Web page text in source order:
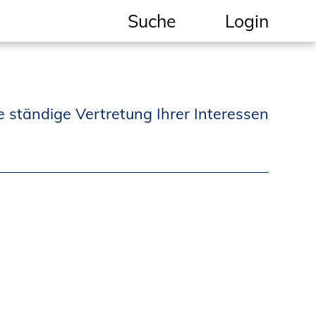
Suche
Informationen für
Login
ständige Vertretung Ihrer Interessen